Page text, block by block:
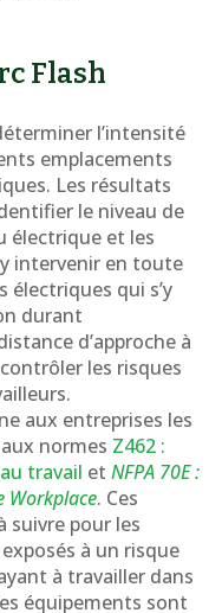
Flash
l’intensité
emplacements
Les résultats
le niveau de
électrique et les
intervenir en toute
électriques qui s’y
durant
d’approche à
les risques
aux entreprises les
normes Z462 :
travail et NFPA 70E :
Workplace. Ces
suivre pour les
à un risque
à travailler dans
équipements sont